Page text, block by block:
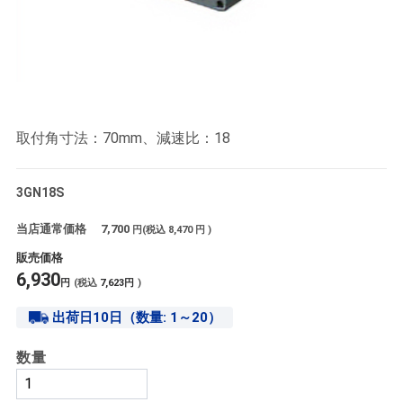
取付角寸法：70mm、減速比：18
3GN18S
当店通常価格 7,700 円(税込 8,470 円 )
販売価格
6,930円 (税込 7,623円 )
出荷日10日（数量: 1～20）
数量